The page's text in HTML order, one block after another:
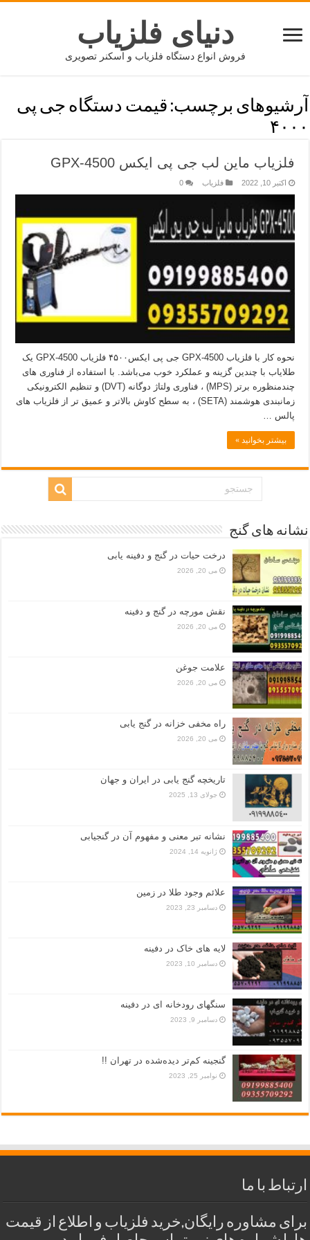
دنیای فلزیاب
فروش انواع دستگاه فلزیاب و اسکنر تصویری
آرشیوهای برچسب: قیمت دستگاه جی پی
۴۰۰۰
فلزیاب ماین لب جی پی ایکس GPX-4500
اکتبر 10, 2022 فلزیاب 0
نحوه کار با فلزیاب GPX-4500 جی پی ایکس۴۵۰۰ فلزیاب GPX-4500 یک
طلایاب با چندین گزینه و عملکرد خوب می‌باشد. با استفاده از فناوری های
چندمنظوره برتر (MPS) ، فناوری ولتاژ دوگانه (DVT) و تنظیم الکترونیکی
زمانبندی هوشمند (SETA) ، به سطح کاوش بالاتر و عمیق تر از فلزیاب های
پالس …
بیشتر بخوانید »
نشانه های گنج
درخت حیات در گنج و دفینه یابی
می 20, 2026
نقش مورچه در گنج و دفینه
می 20, 2026
علامت جوغن
می 20, 2026
راه مخفی خزانه در گنج یابی
می 20, 2026
تاریخچه گنج‌ یابی در ایران و جهان
جولای 13, 2025
نشانه تبر معنی و مفهوم آن در گنجیابی
ژانویه 14, 2024
علائم وجود طلا در زمین
دسامبر 23, 2023
لایه های خاک در دفینه
دسامبر 10, 2023
سنگهای رودخانه ای در دفینه
دسامبر 9, 2023
گنجینه کم‌تر دیده‌شده در تهران !!
نوامبر 25, 2023
ارتباط با ما
برای مشاوره رایگان,خرید فلزیاب و اطلاع از قیمت